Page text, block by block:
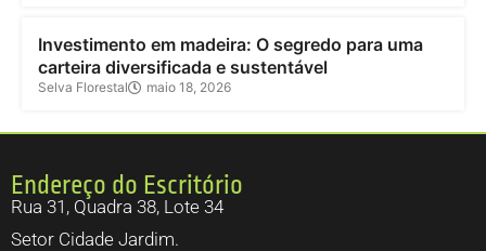
Investimento em madeira: O segredo para uma
carteira diversificada e sustentável
Selva Florestal maio 18, 2026
Endereço do Escritório
Rua 31, Quadra 38, Lote 34
Setor Cidade Jardim.